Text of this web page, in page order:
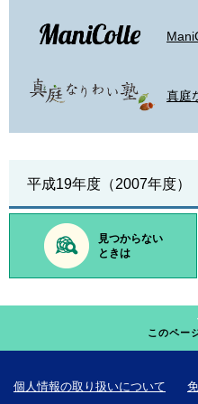
真庭
平成19年度（2007年度）
見つからない
ときは
このペー
個人情報の取り扱いについて